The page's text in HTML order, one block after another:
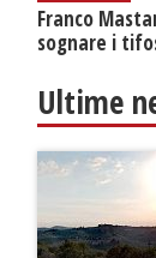
Franco
sognare i
Ultime